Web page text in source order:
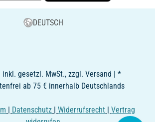
DEUTSCH
gesetzl. MwSt., zzgl. Versand | *
ab 75 € innerhalb Deutschlands
| Datenschutz |Widerrufsrecht |Vertrag